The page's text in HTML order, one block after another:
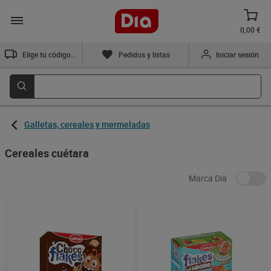
0,00 €
Pedidos y listas Iniciar sesión
Galletas, cereales y mermeladas
Cereales cuétara
Marca Dia